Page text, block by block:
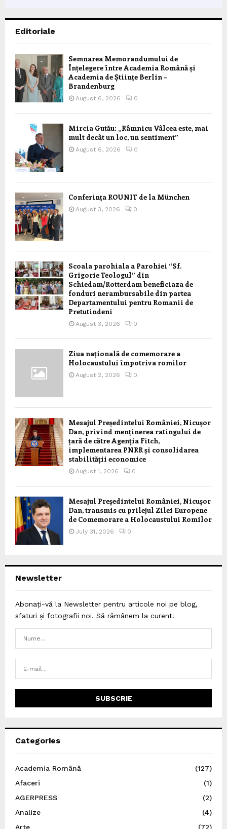
Editoriale
Semnarea Memorandumului de
Înțelegere între Academia Română și
Academia de Științe Berlin –
Brandenburg
August 6, 2026 0
Mircia Gutău: „Râmnicu Vâlcea este, mai
mult decât un loc, un sentiment”
August 6, 2026 0
Conferința ROUNIT de la München
August 3, 2026 0
Scoala parohiala a Parohiei “Sf.
Grigorie Teologul” din
Schiedam/Rotterdam beneficiaza de
fonduri nerambursabile din partea
Departamentului pentru Romanii de
Pretutindeni
August 3, 2026 0
Ziua națională de comemorare a
Holocaustului împotriva romilor
August 2, 2026 0
Mesajul Președintelui României, Nicușor
Dan, privind menținerea ratingului de
țară de către Agenția Fitch,
implementarea PNRR și consolidarea
stabilității economice
August 1, 2026 0
Mesajul Președintelui României, Nicușor
Dan, transmis cu prilejul Zilei Europene
de Comemorare a Holocaustului Romilor
July 31, 2026 0
Newsletter
Abonați-vă la Newsletter pentru articole noi pe blog,
sfaturi și fotografii noi. Să rămânem la curent!
Categories
Academia Română
(127)
Afaceri
(1)
AGERPRESS
(2)
Analize
(4)
Arte
(72)